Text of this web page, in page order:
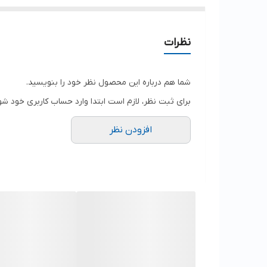
نظرات
شما هم درباره این محصول نظر خود را بنویسید.
برای ثبت نظر، لازم است ابتدا وارد حساب کاربری خود
افزودن نظر